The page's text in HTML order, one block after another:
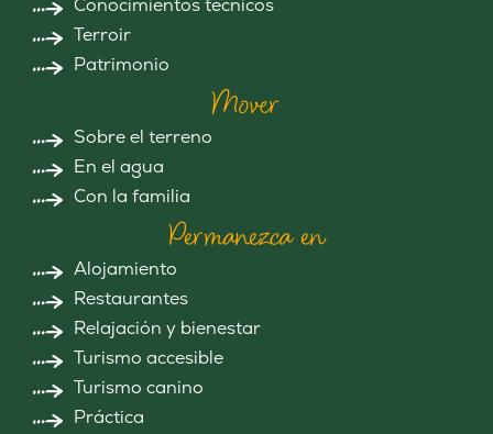
Conocimientos técnicos
Terroir
Patrimonio
Mover
Sobre el terreno
En el agua
Con la familia
Permanezca en
Alojamiento
Restaurantes
Relajación y bienestar
Turismo accesible
Turismo canino
Práctica